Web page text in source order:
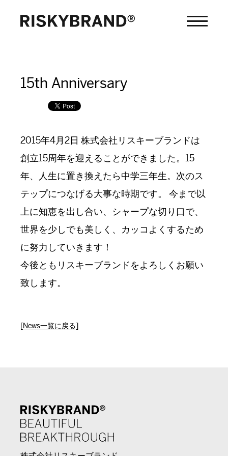
15th Anniversary
2015年4月2日 株式会社リスキーブランドは
創立15周年を迎えることができました。15
年、人生に置き換えたら中学三年生。次のス
テップにつなげる大事な時期です。 今まで以
上に知恵を出し合い、シャープな切り口で、
世界を少しでも美しく、カッコよくするため
に努力していきます！
今後ともリスキーブランドをよろしくお願い
致します。
[News一覧に戻る]